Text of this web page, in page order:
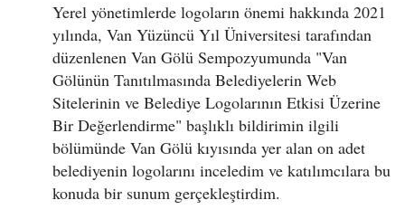
Yerel yönetimlerde logoların önemi hakkında 2021
yılında, Van Yüzüncü Yıl Üniversitesi tarafından
düzenlenen Van Gölü Sempozyumunda "Van
Gölünün Tanıtılmasında Belediyelerin Web
Sitelerinin ve Belediye Logolarının Etkisi Üzerine
Bir Değerlendirme" başlıklı bildirimin ilgili
bölümünde Van Gölü kıyısında yer alan on adet
belediyenin logolarını inceledim ve katılımcılara bu
konuda bir sunum gerçekleştirdim.